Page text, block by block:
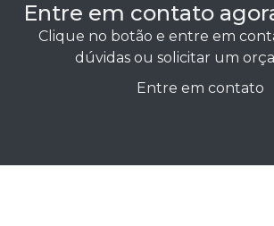
Entre em contato
Clique no botão e entre em
dúvidas ou solicitar um
Entre em contato